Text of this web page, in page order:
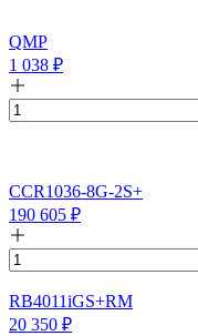
QMP
1 038 ₽
CCR1036-8G-2S+
190 605 ₽
RB4011iGS+RM
20 350 ₽